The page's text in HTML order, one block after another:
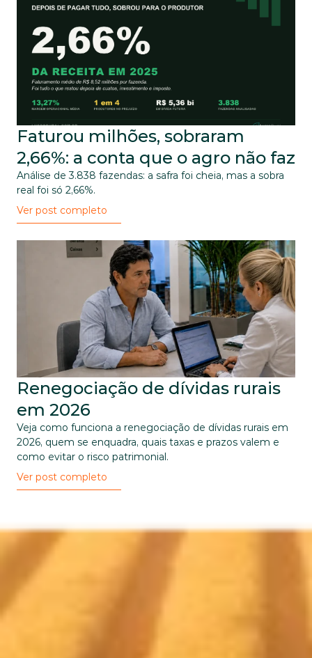
Faturou milhões, sobraram
2,66%: a conta que o agro não faz
Análise de 3.838 fazendas: a safra foi cheia, mas a sobra
real foi só 2,66%.
Ver post completo
Renegociação de dívidas rurais
em 2026
Veja como funciona a renegociação de dívidas rurais em
2026, quem se enquadra, quais taxas e prazos valem e
como evitar o risco patrimonial.
Ver post completo